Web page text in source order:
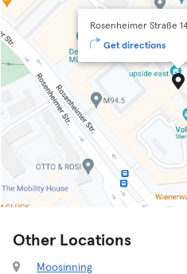
Rosenheimer Straße
Get directions
Other Locations
Moosinning